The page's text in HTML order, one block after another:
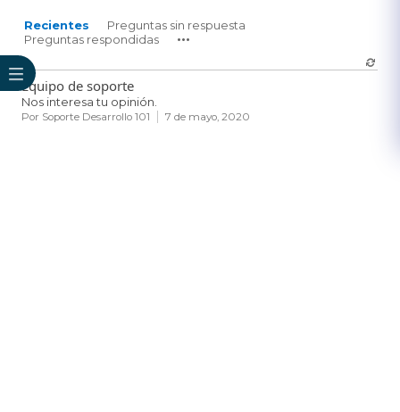
Recientes
Preguntas sin respuesta
Preguntas respondidas
Equipo de soporte
Nos interesa tu opinión.
Por Soporte Desarrollo 101 7 de mayo, 2020